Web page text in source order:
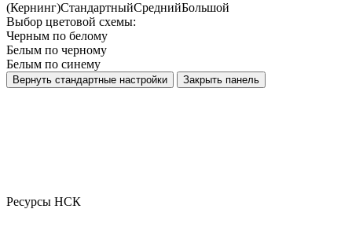
(Кернинг)СтандартныйСреднийБольшой
Выбор цветовой схемы:
Черным по белому
Белым по черному
Белым по синему
Вернуть стандартные настройки Закрыть панель
Ресурсы НСК